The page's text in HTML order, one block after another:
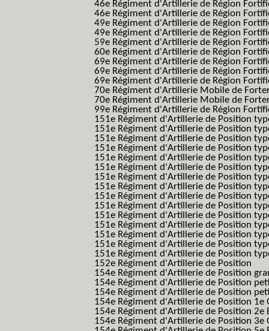
46e Régiment d'Artillerie de Région
46e Régiment d'Artillerie de Région
49e Régiment d'Artillerie de Région
49e Régiment d'Artillerie de Région
59e Régiment d'Artillerie de Région
60e Régiment d'Artillerie de Région
69e Régiment d'Artillerie de Région
69e Régiment d'Artillerie de Région
69e Régiment d'Artillerie de Région
70e Régiment d'Artillerie Mobile de
70e Régiment d'Artillerie Mobile de
99e Régiment d'Artillerie de Région
151e Régiment d'Artillerie de Position
151e Régiment d'Artillerie de Position
151e Régiment d'Artillerie de Position
151e Régiment d'Artillerie de Position
151e Régiment d'Artillerie de Position
151e Régiment d'Artillerie de Position
151e Régiment d'Artillerie de Position
151e Régiment d'Artillerie de Position
151e Régiment d'Artillerie de Position
151e Régiment d'Artillerie de Position
151e Régiment d'Artillerie de Position
151e Régiment d'Artillerie de Position
151e Régiment d'Artillerie de Position
151e Régiment d'Artillerie de Position
151e Régiment d'Artillerie de Position
152e Régiment d'Artillerie de Position
154e Régiment d'Artillerie de Position
154e Régiment d'Artillerie de Position
154e Régiment d'Artillerie de Position
154e Régiment d'Artillerie de Position 1e
154e Régiment d'Artillerie de Position 2e
154e Régiment d'Artillerie de Position 3e